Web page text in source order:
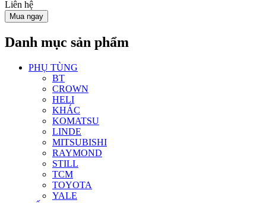
Liên hệ
Mua ngay
Danh mục sản phẩm
PHỤ TÙNG
BT
CROWN
HELI
KHÁC
KOMATSU
LINDE
MITSUBISHI
RAYMOND
STILL
TCM
TOYOTA
YALE